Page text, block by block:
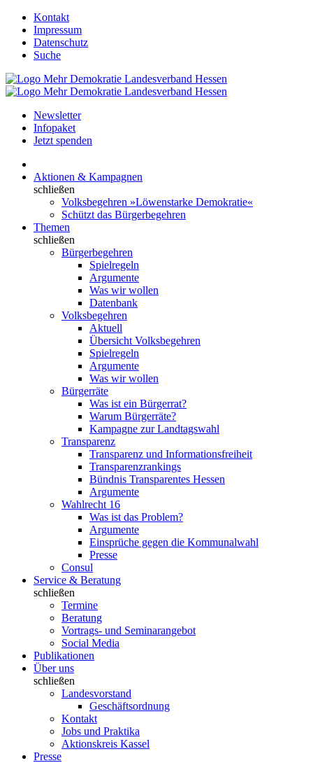
Kontakt
Impressum
Datenschutz
Suche
Newsletter
Infopaket
Jetzt spenden
Aktionen & Kampagnen
schließen
Volksbegehren »Löwenstarke Demokratie«
Schützt das Bürgerbegehren
Themen
schließen
Bürgerbegehren
Spielregeln
Argumente
Was wir wollen
Datenbank
Volksbegehren
Aktuell
Übersicht Volksbegehren
Spielregeln
Argumente
Was wir wollen
Bürgerräte
Was ist ein Bürgerrat?
Warum Bürgerräte?
Kampagne zur Landtagswahl
Transparenz
Transparenz und Informationsfreiheit
Transparenzrankings
Bündnis Transparentes Hessen
Argumente
Wahlrecht 16
Was ist das Problem?
Argumente
Einsprüche gegen die Kommunalwahl
Presse
Consul
Service & Beratung
schließen
Termine
Beratung
Vortrags- und Seminarangebot
Social Media
Publikationen
Über uns
schließen
Landesvorstand
Geschäftsordnung
Kontakt
Jobs und Praktika
Aktionskreis Kassel
Presse